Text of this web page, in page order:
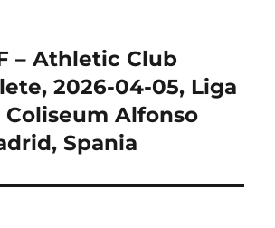
– Athletic Club
2026-04-05, Liga
Coliseum Alfonso
Spania